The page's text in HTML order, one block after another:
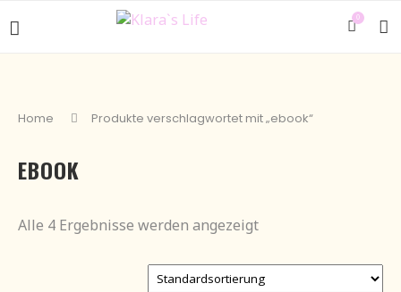
0
Home Produkte verschlagwortet mit „ebook“
EBOOK
Alle 4 Ergebnisse werden angezeigt